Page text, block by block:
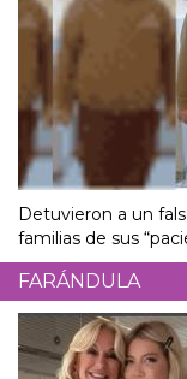
Detuvieron a un
familias de sus
FARÁNDULA